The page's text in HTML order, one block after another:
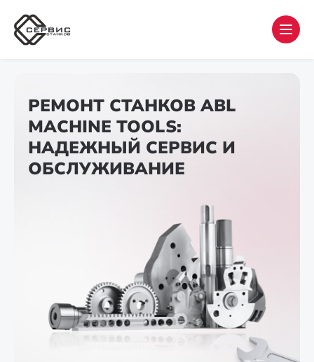
РЕМОНТ СТАНКОВ ABL
MACHINE TOOLS:
НАДЕЖНЫЙ СЕРВИС И
ОБСЛУЖИВАНИЕ